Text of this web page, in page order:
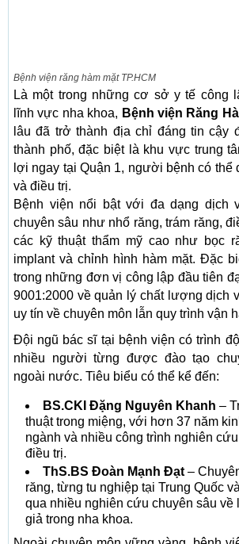
Bệnh viện răng hàm mặt TP.HCM
Là một trong những cơ sở y tế công
lĩnh vực nha khoa, Bệnh viện Răng
lâu đã trở thành địa chỉ đáng tin cậy
thành phố, đặc biệt là khu vực trung
lợi ngay tại Quận 1, người bệnh có thể
và điều trị.
Bệnh viện nổi bật với đa dạng dịch
chuyên sâu như nhổ răng, trám răng,
các kỹ thuật thẩm mỹ cao như bọc
implant và chỉnh hình hàm mặt. Đặc
trong những đơn vị công lập đầu tiên
9001:2000 về quản lý chất lượng dịch
uy tín về chuyên môn lẫn quy trình vận
Đội ngũ bác sĩ tại bệnh viện có trình
nhiều người từng được đào tạo
ngoài nước. Tiêu biểu có thể kể đến:
BS.CKI Đặng Nguyên Khanh –
thuật trong miệng, với hơn 37 năm
ngành và nhiều công trình nghiên
điều trị.
ThS.BS Đoàn Mạnh Đạt –
răng, từng tu nghiệp tại Trung Quốc
qua nhiều nghiên cứu chuyên sâu về
giả trong nha khoa.